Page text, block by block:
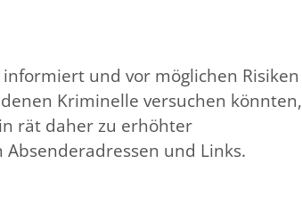
und vor möglichen Risiken
Kriminelle versuchen könnten,
rät daher zu erhöhter
und Links​​.